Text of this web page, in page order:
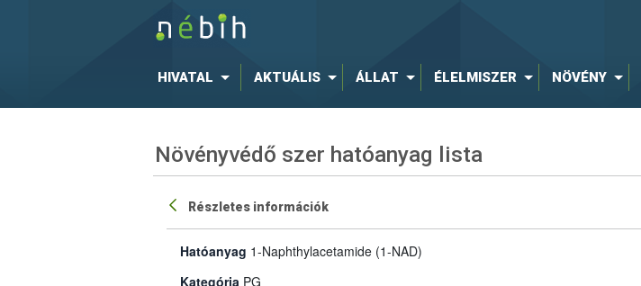
HIVATAL AKTUÁLIS ÁLLAT ÉLELMISZER NÖVÉNY
Növényvédő szer hatóanyag lista
Részletes információk
Hatóanyag 1-Naphthylacetamide (1-NAD)
Kategória PG